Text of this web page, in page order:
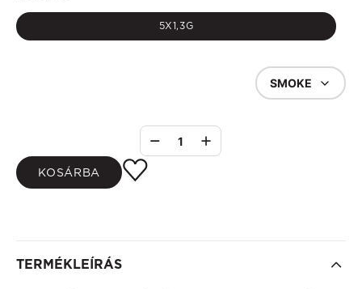
5X1,3G
SMOKE
1
KOSÁRBA
TERMÉKLEÍRÁS